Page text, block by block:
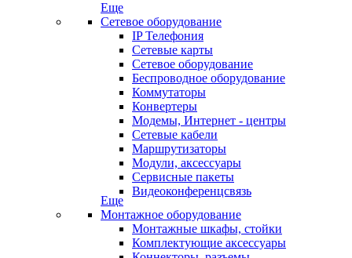
Еще
Сетевое оборудование
IP Телефония
Сетевые карты
Сетевое оборудование
Беспроводное оборудование
Коммутаторы
Конвертеры
Модемы, Интернет - центры
Сетевые кабели
Маршрутизаторы
Модули, аксессуары
Сервисные пакеты
Видеоконференцсвязь
Еще
Монтажное оборудование
Монтажные шкафы, стойки
Комплектующие аксессуары